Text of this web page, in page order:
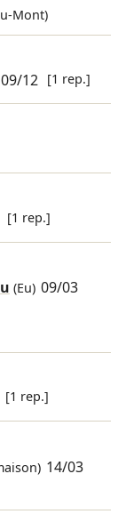
Mont)
09/12 [1 rep.]
[1 rep.]
(Eu) 09/03
[1 rep.]
14/03